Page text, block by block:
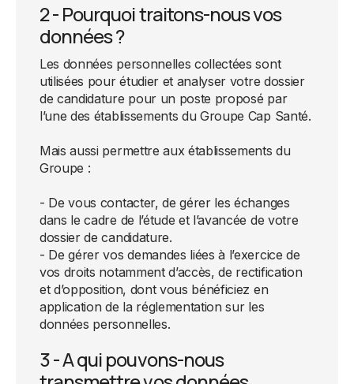
2 - Pourquoi traitons-nous vos
données ?
Les données personnelles collectées sont
utilisées pour étudier et analyser votre dossier
de candidature pour un poste proposé par
l’une des établissements du Groupe Cap Santé.
Mais aussi permettre aux établissements du
Groupe :
- De vous contacter, de gérer les échanges
dans le cadre de l’étude et l’avancée de votre
dossier de candidature.
- De gérer vos demandes liées à l’exercice de
vos droits notamment d’accès, de rectification
et d’opposition, dont vous bénéficiez en
application de la réglementation sur les
données personnelles.
3 - A qui pouvons-nous